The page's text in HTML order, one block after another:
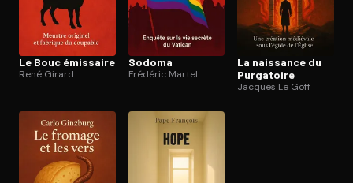
Le Bouc émissaire
René Girard
Sodoma
Frédéric Martel
La naissance du
Purgatoire
Jacques Le Goff